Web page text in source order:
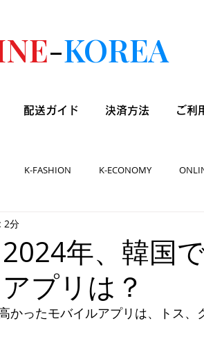
-KOREA
配送ガイド 決済方法 ご利
K-FASHION K-ECONOMY
年、韓国
プリは？
2分
かったモバイルアプリは、トス、